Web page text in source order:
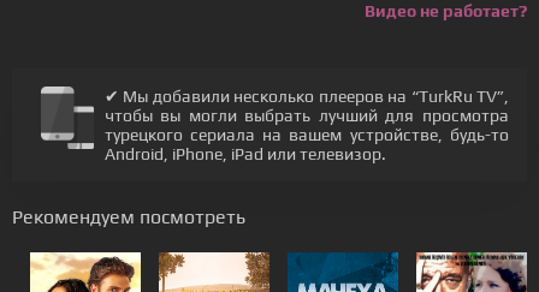
Видео не работает?
✔ Мы добавили несколько плееров на “TurkRu TV”,
чтобы вы могли выбрать лучший для просмотра
турецкого сериала на вашем устройстве, будь-то
Android, iPhone, iPad или телевизор.
Рекомендуем посмотреть